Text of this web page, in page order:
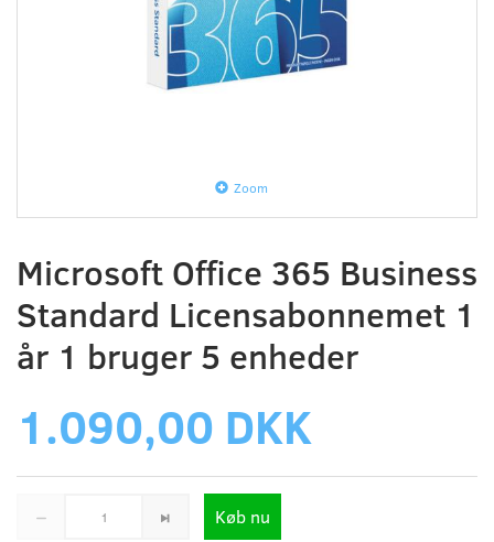
Zoom
Microsoft Office 365 Business
Standard Licensabonnemet 1
år 1 bruger 5 enheder
1.090,00 DKK
Køb nu